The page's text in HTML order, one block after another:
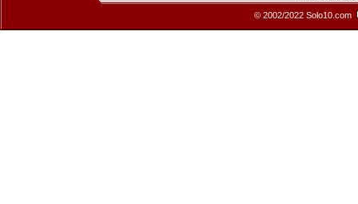
© 2002/2022 Solo10.com